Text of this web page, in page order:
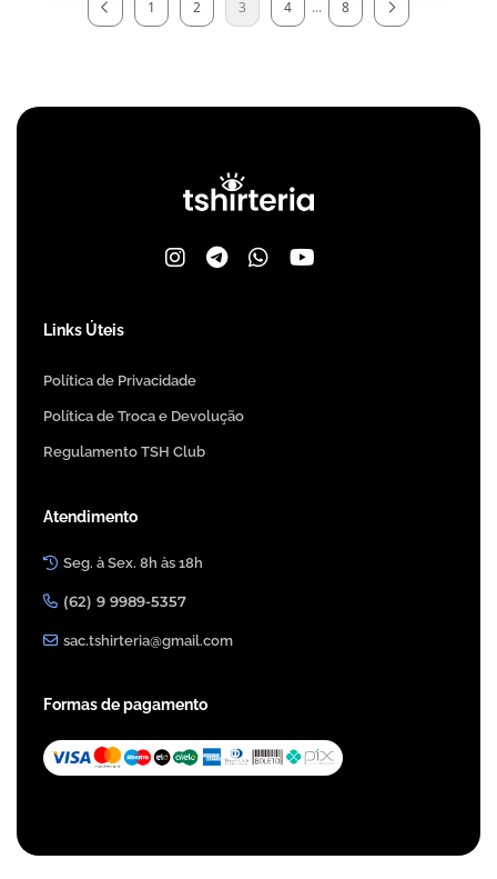
1 2 3 4 ... 8
Links Úteis
Política de Privacidade
Política de Troca e Devolução
Regulamento TSH Club
Atendimento
Seg. à Sex. 8h às 18h
(62) 9 9989-5357
sac.tshirteria@gmail.com
Formas de pagamento